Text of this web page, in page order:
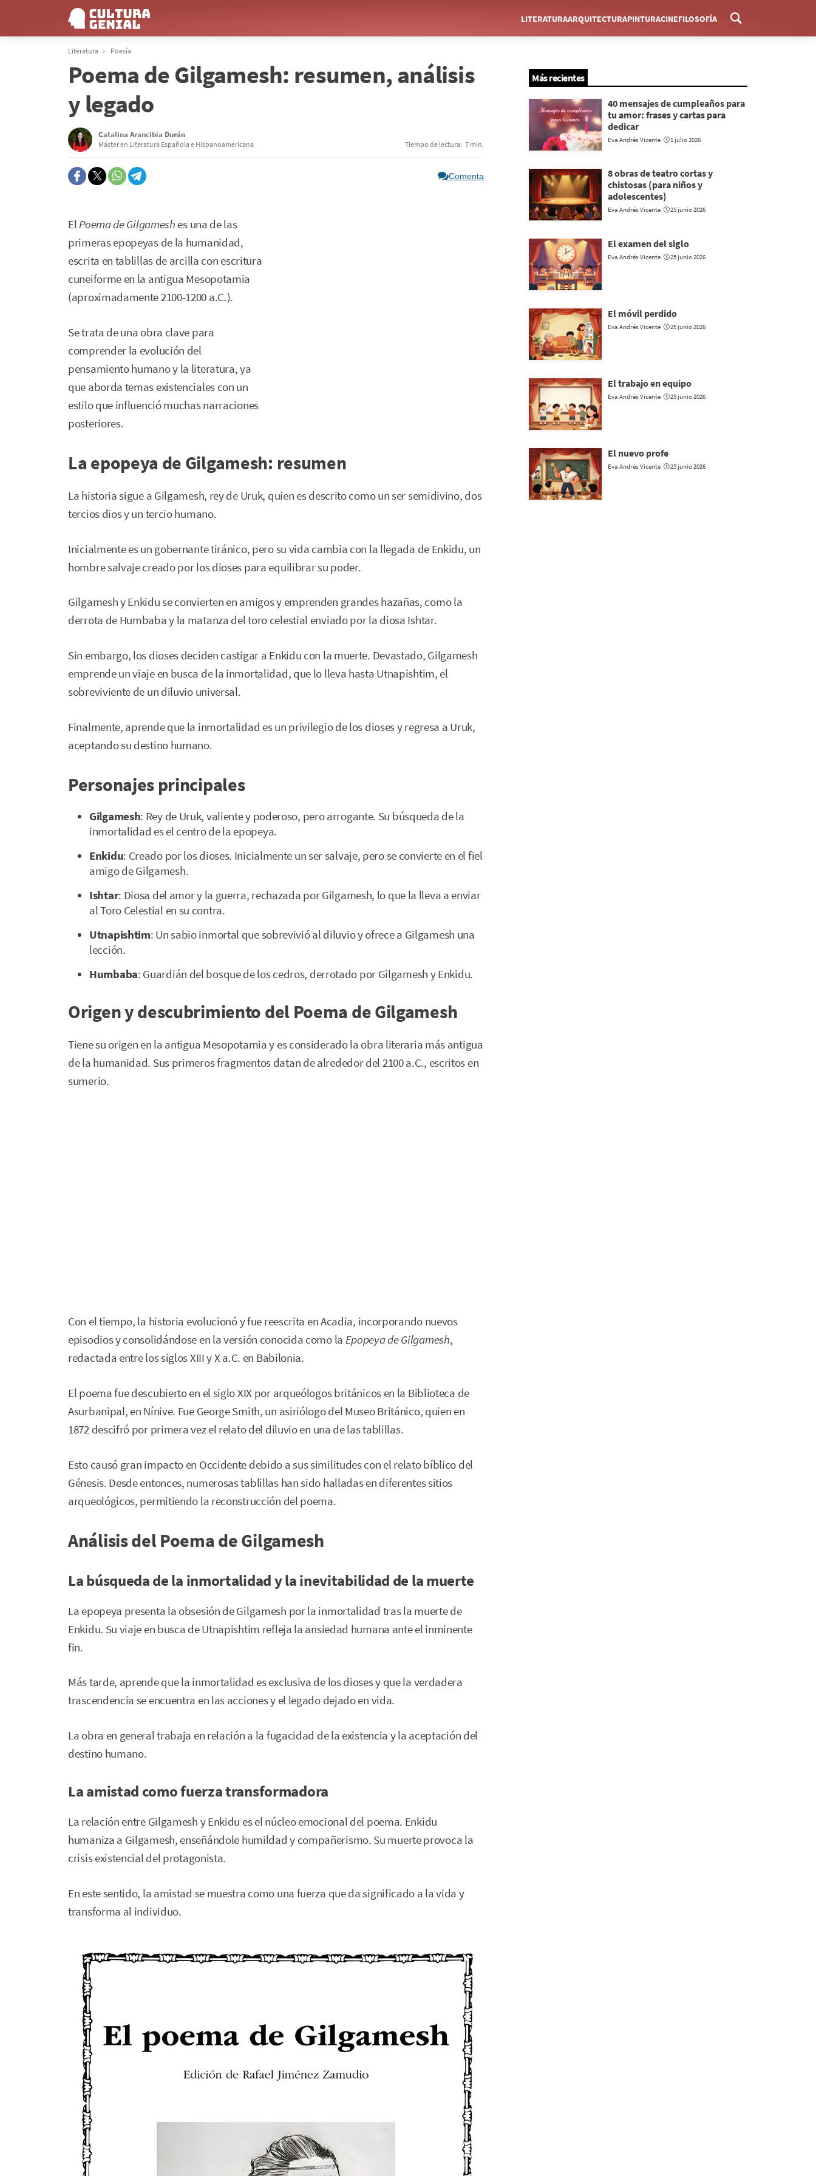
Menú
LITERATURAARQUITECTURAPINTURACINEFILOSOFÍA
Literatura Poesía
Poema de Gilgamesh: resumen, análisis
y legado
Catalina Arancibia Durán
Máster en Literatura Española e Hispanoamericana Tiempo de lectura: 7 min.
Comenta
ElPoema de Gilgamesh es una de las
primeras epopeyas de la humanidad,
escrita en tablillas de arcilla con escritura
cuneiforme en la antigua Mesopotamia
(aproximadamente 2100-1200 a.C.).
Se trata de una obra clave para
comprender la evolución del
pensamiento humano y la literatura, ya
que aborda temas existenciales con un
estilo que influenció muchas narraciones
posteriores.
La epopeya de Gilgamesh: resumen
La historia sigue a Gilgamesh, rey de Uruk, quien es descrito como un ser semidivino, dos
tercios dios y un tercio humano.
Inicialmente es un gobernante tiránico, pero su vida cambia con la llegada de Enkidu, un
hombre salvaje creado por los dioses para equilibrar su poder.
Gilgamesh y Enkidu se convierten en amigos y emprenden grandes hazañas, como la
derrota de Humbaba y la matanza del toro celestial enviado por la diosa Ishtar.
Sin embargo, los dioses deciden castigar a Enkidu con la muerte. Devastado, Gilgamesh
emprende un viaje en busca de la inmortalidad, que lo lleva hasta Utnapishtim, el
sobreviviente de un diluvio universal.
Finalmente, aprende que la inmortalidad es un privilegio de los dioses y regresa a Uruk,
aceptando su destino humano.
Personajes principales
Gilgamesh: Rey de Uruk, valiente y poderoso, pero arrogante. Su búsqueda de la
inmortalidad es el centro de la epopeya.
Enkidu: Creado por los dioses. Inicialmente un ser salvaje, pero se convierte en el fiel
amigo de Gilgamesh.
Ishtar: Diosa del amor y la guerra, rechazada por Gilgamesh, lo que la lleva a enviar
al Toro Celestial en su contra.
Utnapishtim: Un sabio inmortal que sobrevivió al diluvio y ofrece a Gilgamesh una
lección.
Humbaba: Guardián del bosque de los cedros, derrotado por Gilgamesh y Enkidu.
Origen y descubrimiento del Poema de Gilgamesh
Tiene su origen en la antigua Mesopotamia y es considerado la obra literaria más antigua
de la humanidad. Sus primeros fragmentos datan de alrededor del 2100 a.C., escritos en
sumerio.
Con el tiempo, la historia evolucionó y fue reescrita en Acadia, incorporando nuevos
episodios y consolidándose en la versión conocida como la Epopeya de Gilgamesh,
redactada entre los siglos XIII y X a.C. en Babilonia.
El poema fue descubierto en el siglo XIX por arqueólogos británicos en la Biblioteca de
Asurbanipal, en Nínive. Fue George Smith, un asiriólogo del Museo Británico, quien en
1872 descifró por primera vez el relato del diluvio en una de las tablillas.
Esto causó gran impacto en Occidente debido a sus similitudes con el relato bíblico del
Génesis. Desde entonces, numerosas tablillas han sido halladas en diferentes sitios
arqueológicos, permitiendo la reconstrucción del poema.
Análisis del Poema de Gilgamesh
La búsqueda de la inmortalidad y la inevitabilidad de la muerte
La epopeya presenta la obsesión de Gilgamesh por la inmortalidad tras la muerte de
Enkidu. Su viaje en busca de Utnapishtim refleja la ansiedad humana ante el inminente
fin.
Más tarde, aprende que la inmortalidad es exclusiva de los dioses y que la verdadera
trascendencia se encuentra en las acciones y el legado dejado en vida.
La obra en general trabaja en relación a la fugacidad de la existencia y la aceptación del
destino humano.
La amistad como fuerza transformadora
La relación entre Gilgamesh y Enkidu es el núcleo emocional del poema. Enkidu
humaniza a Gilgamesh, enseñándole humildad y compañerismo. Su muerte provoca la
crisis existencial del protagonista.
En este sentido, la amistad se muestra como una fuerza que da significado a la vida y
transforma al individuo.
Más recientes
40 mensajes de cumpleaños para
tu amor: frases y cartas para
dedicar
Eva Andrés Vicente 1 julio 2026
8 obras de teatro cortas y
chistosas (para niños y
adolescentes)
Eva Andrés Vicente 25 junio 2026
El examen del siglo
Eva Andrés Vicente 25 junio 2026
El móvil perdido
Eva Andrés Vicente 25 junio 2026
El trabajo en equipo
Eva Andrés Vicente 25 junio 2026
El nuevo profe
Eva Andrés Vicente 25 junio 2026